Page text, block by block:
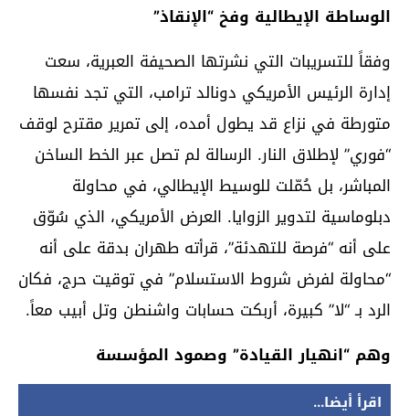
الوساطة الإيطالية وفخ “الإنقاذ”
وفقاً للتسريبات التي نشرتها الصحيفة العبرية، سعت
إدارة الرئيس الأمريكي دونالد ترامب، التي تجد نفسها
متورطة في نزاع قد يطول أمده، إلى تمرير مقترح لوقف
“فوري” لإطلاق النار. الرسالة لم تصل عبر الخط الساخن
المباشر، بل حُمّلت للوسيط الإيطالي، في محاولة
دبلوماسية لتدوير الزوايا. العرض الأمريكي، الذي سُوّق
على أنه “فرصة للتهدئة”، قرأته طهران بدقة على أنه
“محاولة لفرض شروط الاستسلام” في توقيت حرج، فكان
الرد بـ “لا” كبيرة، أربكت حسابات واشنطن وتل أبيب معاً.
وهم “انهيار القيادة” وصمود المؤسسة
اقرأ أيضا...